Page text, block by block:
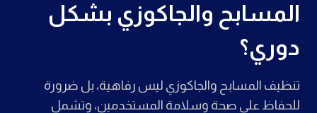
المسابح والجاكوزي بشكل
دوري؟
تنظيف المسابح والجاكوزي ليس رفاهية، بل ضرورة
للحفاظ على صحة وسلامة المستخدمين، وتشمل